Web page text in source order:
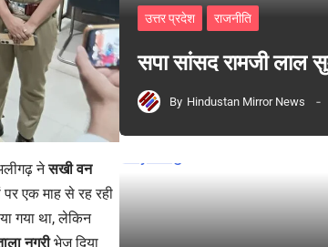
नेसखी वन
पर एक माह से रह रही
गया था, लेकिन
नगरीभेज दिया
उत्तर प्रदेश राजनीति
सपा सांसद रामजी लाल
By Hindustan Mirror News